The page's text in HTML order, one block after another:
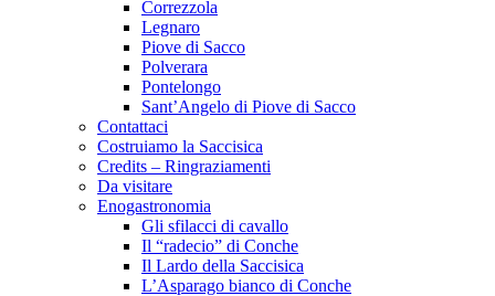
Correzzola
Legnaro
Piove di Sacco
Polverara
Pontelongo
Sant’Angelo di Piove di Sacco
Contattaci
Costruiamo la Saccisica
Credits – Ringraziamenti
Da visitare
Enogastronomia
Gli sfilacci di cavallo
Il “radecio” di Conche
Il Lardo della Saccisica
L’Asparago bianco di Conche